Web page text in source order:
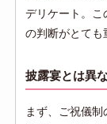
デリケート。こ
の判断がとても
披露宴とは異
まず、ご祝儀